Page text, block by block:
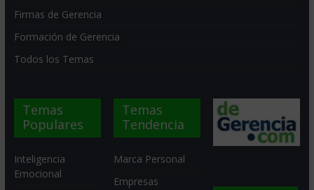
Firmas de Gerencia
Formación de Gerencia
Todos los Temas
Temas
Populares
Inteligencia
Emocional
Temas
Tendencia
Marca Personal
Empresas